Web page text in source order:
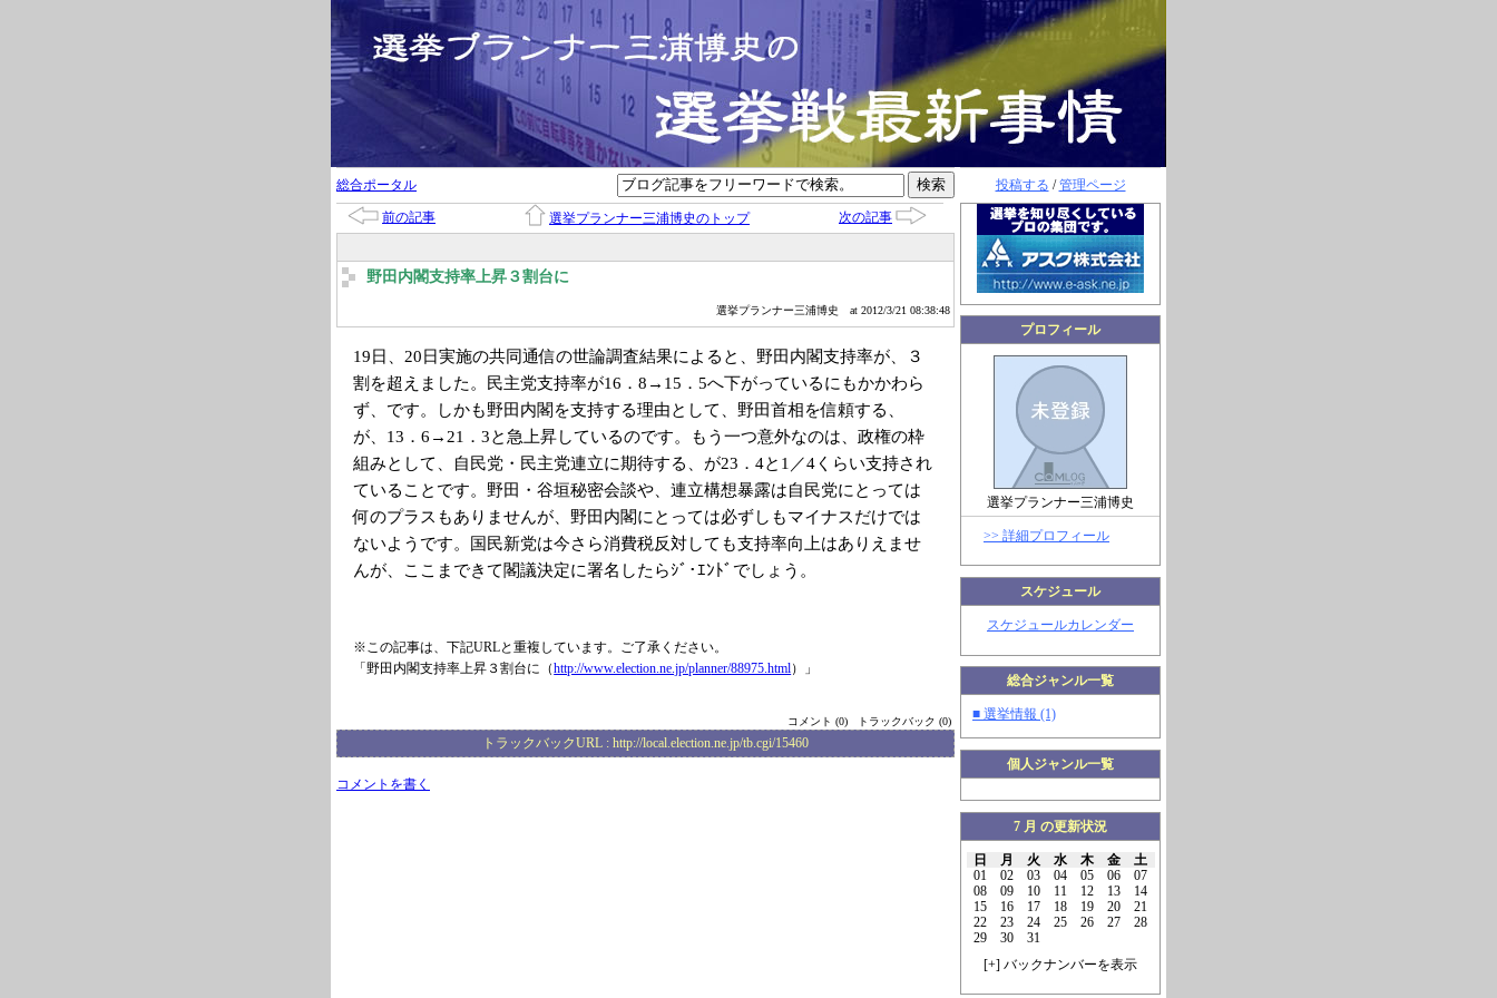
投稿する /管理ページ
プロフィール
選挙プランナー三浦博史
>> 詳細プロフィール
スケジュール
スケジュールカレンダー
総合ジャンル一覧
■ 選挙情報 (1)
個人ジャンル一覧
7 月 の更新状況
日 月 火 水 木 金
土
01
02 03 04 05 06
07
08
09 10 11 12 13
14
15
16 17 18 19 20
21
22
23 24 25 26 27
28
29
30
31
[+] バックナンバーを表示
総合ポータル
前の記事 選挙プランナー三浦博史のトップ 次の記事
野田内閣支持率上昇３割台に
選挙プランナー三浦博史 at 2012/3/21 08:38:48
19日、20日実施の共同通信の世論調査結果によると、野田内閣支持率が、３
割を超えました。民主党支持率が16．8→15．5へ下がっているにもかかわら
ず、です。しかも野田内閣を支持する理由として、野田首相を信頼する、
が、13．6→21．3と急上昇しているのです。もう一つ意外なのは、政権の枠
組みとして、自民党・民主党連立に期待する、が23．4と1／4くらい支持され
ていることです。野田・谷垣秘密会談や、連立構想暴露は自民党にとっては
何のプラスもありませんが、野田内閣にとっては必ずしもマイナスだけでは
ないようです。国民新党は今さら消費税反対しても支持率向上はありえませ
んが、ここまできて閣議決定に署名したらｼﾞ･ｴﾝﾄﾞでしょう。
※この記事は、下記URLと重複しています。ご了承ください。
「野田内閣支持率上昇３割台に（http://www.election.ne.jp/planner/88975.html）」
コメント (0) トラックバック (0)
トラックバックURL : http://local.election.ne.jp/tb.cgi/15460
コメントを書く